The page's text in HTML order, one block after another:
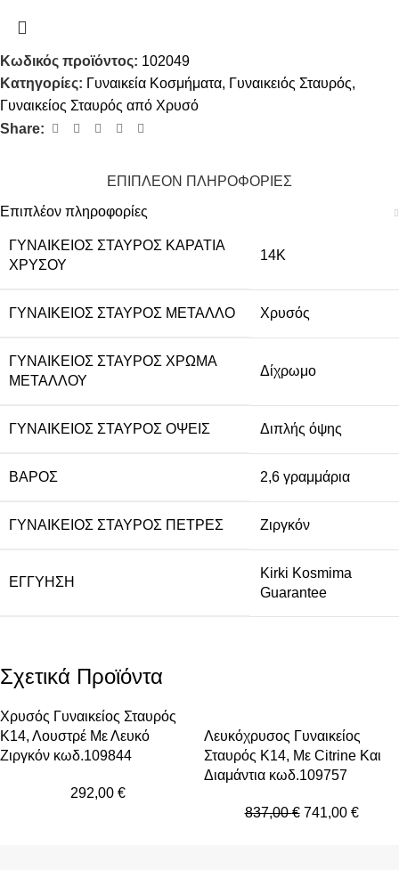
Κωδικός προϊόντος: 102049
Κατηγορίες: Γυναικεία Κοσμήματα, Γυναικειός Σταυρός,
Γυναικείος Σταυρός από Χρυσό
Share:
ΕΠΙΠΛΈΟΝ ΠΛΗΡΟΦΟΡΊΕΣ
Επιπλέον πληροφορίες
ΓΥΝΑΙΚΕΊΟΣ ΣΤΑΥΡΌΣ ΚΑΡΆΤΙΑ
ΧΡΥΣΟΎ
14Κ
ΓΥΝΑΙΚΕΊΟΣ ΣΤΑΥΡΌΣ ΜΈΤΑΛΛΟ Χρυσός
ΓΥΝΑΙΚΕΊΟΣ ΣΤΑΥΡΌΣ ΧΡΏΜΑ
ΜΕΤΆΛΛΟΥ
Δίχρωμο
ΓΥΝΑΙΚΕΊΟΣ ΣΤΑΥΡΌΣ ΌΨΕΙΣ Διπλής όψης
ΒΆΡΟΣ 2,6 γραμμάρια
ΓΥΝΑΙΚΕΊΟΣ ΣΤΑΥΡΌΣ ΠΈΤΡΕΣ Ζιργκόν
ΕΓΓΎΗΣΗ
Kirki Kosmima
Guarantee
Σχετικά Προϊόντα
Xρυσός Γυναικείος Σταυρός
Κ14, Λουστρέ Με Λευκό
Ζιργκόν κωδ.109844
292,00 €
Λευκόχρυσος Γυναικείος
Σταυρός Κ14, Με Citrine Και
Διαμάντια κωδ.109757
837,00€ 741,00 €